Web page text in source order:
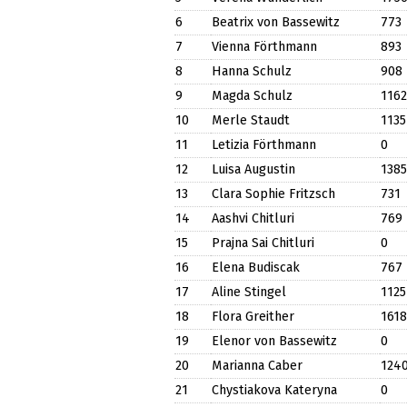
6
Beatrix von Bassewitz
773
7
Vienna Förthmann
893
8
Hanna Schulz
908
9
Magda Schulz
1162
10
Merle Staudt
1135
11
Letizia Förthmann
0
12
Luisa Augustin
1385
13
Clara Sophie Fritzsch
731
14
Aashvi Chitluri
769
15
Prajna Sai Chitluri
0
16
Elena Budiscak
767
17
Aline Stingel
1125
18
Flora Greither
1618
19
Elenor von Bassewitz
0
20
Marianna Caber
21
Chystiakova Kateryna 0